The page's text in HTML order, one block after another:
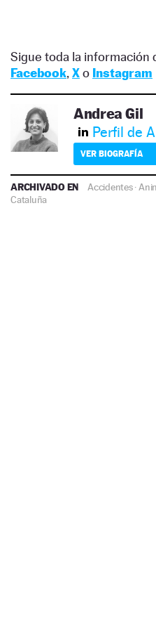
Sigue toda la información
Facebook, Xo Instagram
Andrea Gil
Perfil de
VER BIOGRAFÍA
ARCHIVADO EN Accidentes·
Cataluña